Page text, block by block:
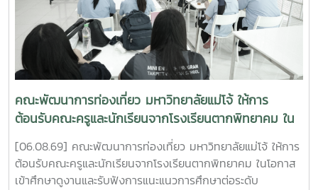
คณะพัฒนาการท่องเที่ยว มหาวิทยาลัยแม่โจ้ ให้การ
ต้อนรับคณะครูและนักเรียนจากโรงเรียนตากพิทยาคม ใน
โอกาสเข้าศึกษาดูงานและรับฟังการแนะแนวการศึกษาต่อ
ระดับอุดมศึกษา
[06.08.69] คณะพัฒนาการท่องเที่ยว มหาวิทยาลัยแม่โจ้ ให้การ
ต้อนรับคณะครูและนักเรียนจากโรงเรียนตากพิทยาคม ในโอกาส
เข้าศึกษาดูงานและรับฟังการแนะแนวการศึกษาต่อระดับ